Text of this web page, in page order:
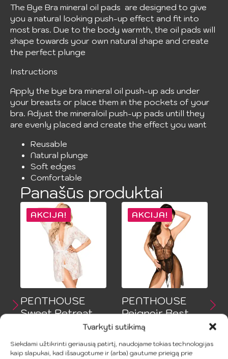
Tvarkyti sutikimą
Siekdami užtikrinti geriausią patirtį, naudojame tokias technologijas
kaip slapukai, kad išsaugotume ir (arba) gautume prieigą prie
The Bye Bra mineral oil pads are designed to give
you a natural looking push-up effect and fit into
most bras. Due to the body warmth, the oil pads will
shape towards your own natural shape and create
the perfect plunge
Instructions
Apply the bye bra mineral oil push-up ads under
your breasts or place them in the pockets of your
bra. Adjust the mineraloil push-up pads untill they
are evenly placed and create the effect you want
Reusable
Natural plunge
Soft edges
Comfortable
Panašūs produktai
AKCIJA!
PENTHOUSE
Sweet Retreat
Baltas Peignoir
18.99€
Original
9.49€
Current
AKCIJA!
PENTHOUSE
Peignoir Best
Foreplay Juodas
9.99€